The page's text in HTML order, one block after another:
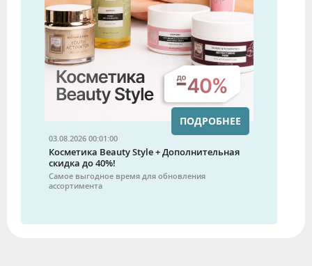
03.08.2026 00:01:00
Косметика Beauty Style + Дополнительная
скидка до 40%!
Самое выгодное время для обновления
ассортимента
ПОДРОБНЕЕ